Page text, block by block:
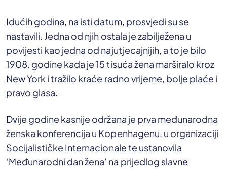
Idućih godina, na isti datum, prosvjedi su se
nastavili. Jedna od njih ostala je zabilježena u
povijesti kao jedna od najutjecajnijih, a to je bilo
1908. godine kada je15 tisuća žena marširalo kroz
New York i tražilo kraće radno vrijeme, bolje plaće i
pravo glasa.
Dvije godine kasnije održana je prva međunarodna
ženska konferencija u Kopenhagenu, u organizaciji
Socijalističke Internacionale te ustanovila
‘Međunarodni dan žena’ na prijedlog slavne